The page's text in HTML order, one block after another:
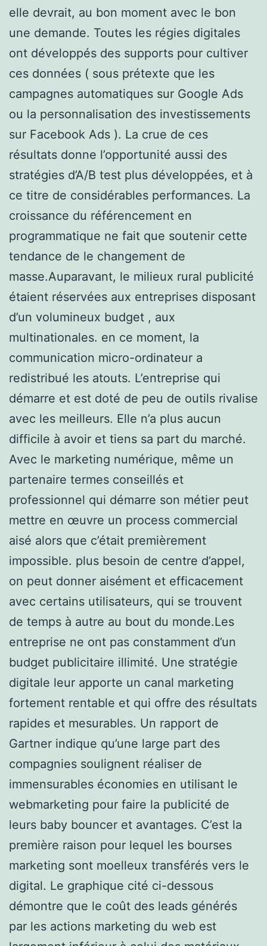
elle devrait, au bon moment avec le bon
une demande. Toutes les régies digitales
ont développés des supports pour cultiver
ces données ( sous prétexte que les
campagnes automatiques sur Google Ads
ou la personnalisation des investissements
sur Facebook Ads ). La crue de ces
résultats donne l’opportunité aussi des
stratégies d’A/B test plus développées, et à
ce titre de considérables performances. La
croissance du référencement en
programmatique ne fait que soutenir cette
tendance de le changement de
masse.Auparavant, le milieux rural publicité
étaient réservées aux entreprises disposant
d’un volumineux budget , aux
multinationales. en ce moment, la
communication micro-ordinateur a
redistribué les atouts. L’entreprise qui
démarre et est doté de peu de outils rivalise
avec les meilleurs. Elle n’a plus aucun
difficile à avoir et tiens sa part du marché.
Avec le marketing numérique, même un
partenaire termes conseillés et
professionnel qui démarre son métier peut
mettre en œuvre un process commercial
aisé alors que c’était premièrement
impossible. plus besoin de centre d’appel,
on peut donner aisément et efficacement
avec certains utilisateurs, qui se trouvent
de temps à autre au bout du monde.Les
entreprise ne ont pas constamment d’un
budget publicitaire illimité. Une stratégie
digitale leur apporte un canal marketing
fortement rentable et qui offre des résultats
rapides et mesurables. Un rapport de
Gartner indique qu’une large part des
compagnies soulignent réaliser de
immensurables économies en utilisant le
webmarketing pour faire la publicité de
leurs baby bouncer et avantages. C’est la
première raison pour lequel les bourses
marketing sont moelleux transférés vers le
digital. Le graphique cité ci-dessous
démontre que le coût des leads générés
par les actions marketing du web est